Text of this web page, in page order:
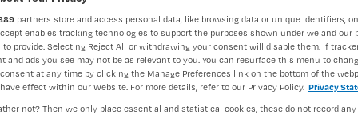
partners store and access personal data, like browsing data or unique identifiers,
enables tracking technologies to support the purposes shown under we and our
to provide. Selecting Reject All or withdrawing your consent will disable them. If
and ads you see may not be as relevant to you. You can resurface this menu to
at any time by clicking the Manage Preferences link on the bottom of the
effect within our Website. For more details, refer to our Privacy Policy. Privacy
not? Then we only place essential and statistical cookies, these do not record